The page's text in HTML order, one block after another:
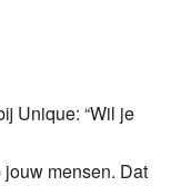
Unique: “Wil je
mensen. Dat